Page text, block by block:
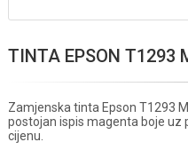
TINTA EPSON T1293
Zamjenska tinta Epson T1293
postojan ispis magenta boje uz
cijenu.